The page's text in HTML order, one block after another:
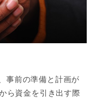
事前の準備と計画が
ら資金を引き出す際